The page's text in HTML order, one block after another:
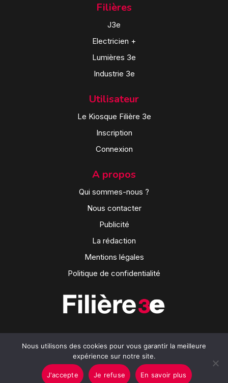
Filières
J3e
Electricien +
Lumières 3e
Industrie 3e
Utilisateur
Le Kiosque Filière 3e
Inscription
Connexion
A propos
Qui sommes-nous ?
Nous contacter
Publicité
La rédaction
Mentions légales
Politique de confidentialité
Nous utilisons des cookies pour vous garantir la meilleure
expérience sur notre site.
J'accepte Je refuse En savoir plus